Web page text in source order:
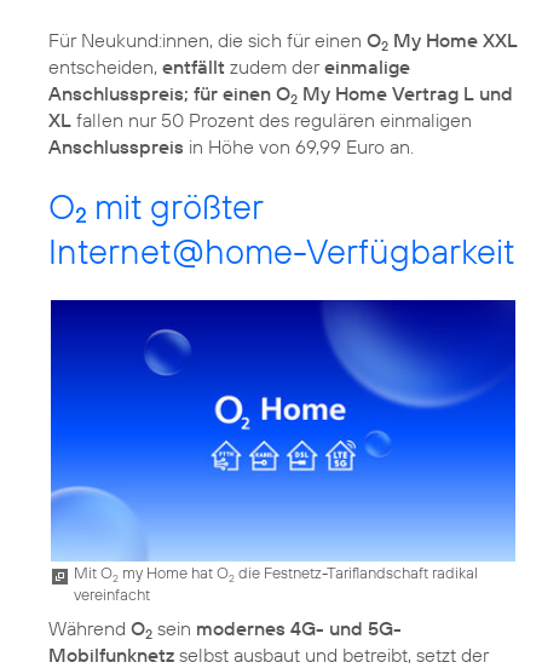
Für Neukund:innen, die sich für einen O2 My Home XXL
entscheiden, entfällt zudem dereinmalige
Anschlusspreis; für einen O2 My Home Vertrag L und
XL fallen nur 50 Prozent des regulären einmaligen
Anschlusspreis in Höhe von 69,99 Euro an.
O2 mit größter
Internet@home-Verfügbarkeit
Mit O2 my Home hat O2 die Festnetz-Tariflandschaft radikal
vereinfacht
Während O2 sein modernes 4G- und 5G-
Mobilfunknetz selbst ausbaut und betreibt, setzt der